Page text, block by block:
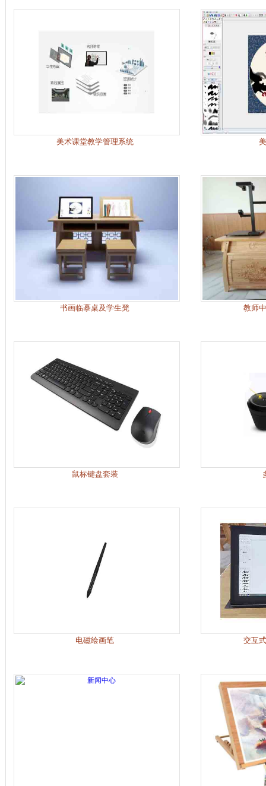
美术课堂教学管理系统
书画临摹桌及学生凳 教师
鼠标键盘套装
电磁绘画笔 交互